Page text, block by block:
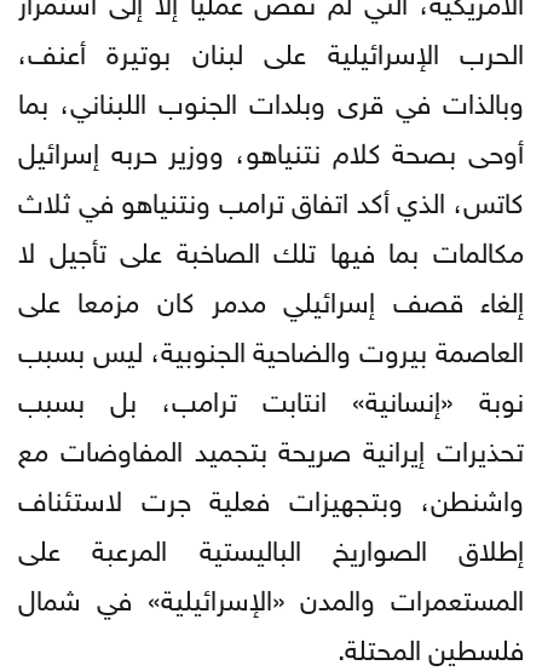
الحرب الإسرائيلية على لبنان بوتيرة أعنف،
وبالذات في قرى وبلدات الجنوب اللبناني، بما
أوحى بصحة كلام نتنياهو، ووزير حربه إسرائيل
كاتس، الذي أكد اتفاق ترامب ونتنياهو في ثلاث
مكالمات بما فيها تلك الصاخبة على تأجيل لا
إلغاء قصف إسرائيلي مدمر كان مزمعا على
العاصمة بيروت والضاحية الجنوبية، ليس بسبب
نوبة «إنسانية» انتابت ترامب، بل بسبب
تحذيرات إيرانية صريحة بتجميد المفاوضات مع
واشنطن، وبتجهيزات فعلية جرت لاستئناف
إطلاق الصواريخ الباليستية المرعبة على
المستعمرات والمدن «الإسرائيلية» في شمال
فلسطين المحتلة.